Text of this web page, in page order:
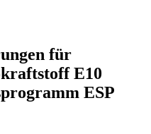
für
E10
ESP